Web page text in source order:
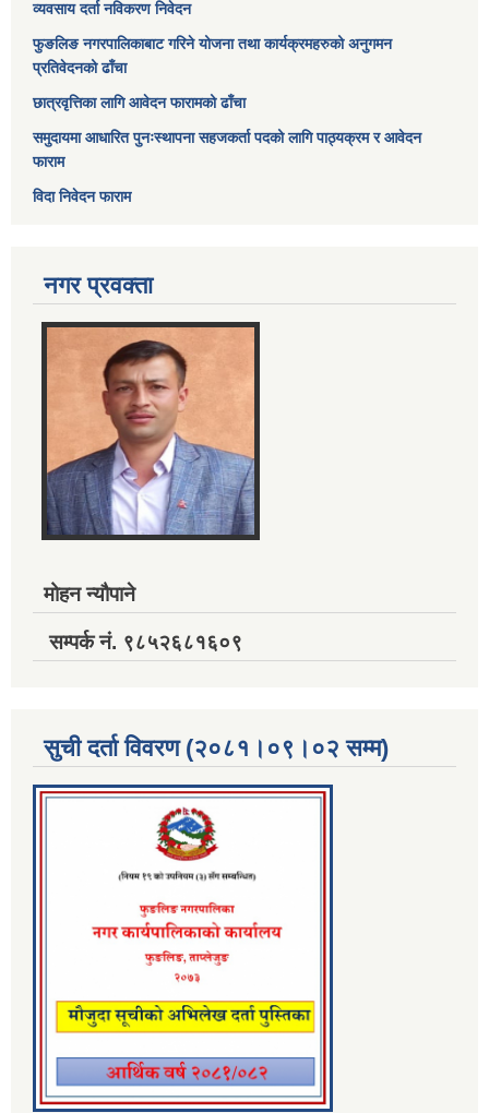
व्यवसाय दर्ता नविकरण निवेदन
फुङलिङ नगरपालिकाबाट गरिने योजना तथा कार्यक्रमहरुको अनुगमन
प्रतिवेदनको ढाँचा
छात्रवृत्तिका लागि आवेदन फारामको ढाँचा
समुदायमा आधारित पुनःस्थापना सहजकर्ता पदको लागि पाठ्यक्रम र आवेदन
फाराम
विदा निवेदन फाराम
नगर प्रवक्ता
मोहन न्यौपाने
सम्पर्क नं. ९८५२६८१६०९
सुची दर्ता विवरण (२०८१।०९।०२ सम्म)